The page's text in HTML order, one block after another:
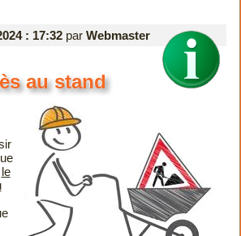
: 17:32par Webmaster
au stand
le